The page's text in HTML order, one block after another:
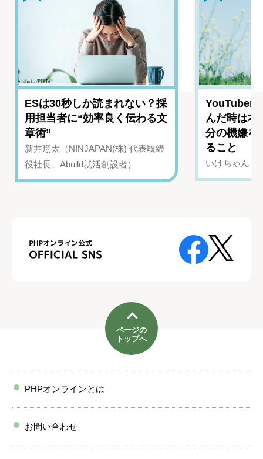
ESは30秒しか読まれない？採
用担当者に“効率良く伝わる文
章術”
新井翔太（NINJAPAN(株) 代表取締
役社長、Abuild就活創設者）
YouTuber
んだ時は
分の機嫌を
ること
いけちゃん（
ページの
トップへ
PHPオンラインとは
お問い合わせ